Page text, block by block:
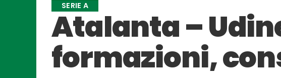
SERIE A
Atalanta –
formazioni,